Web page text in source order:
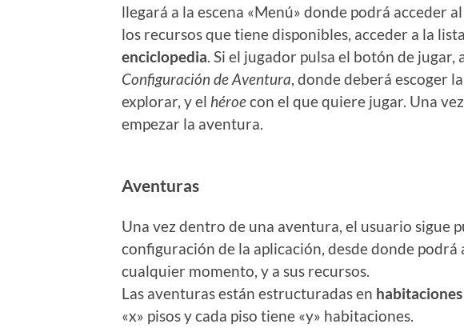
llegará a la escena «Menú» donde podrá acceder
los recursos que tiene disponibles, acceder a la
enciclopedia. Si el jugador pulsa el botón de jugar,
Configuración de Aventura, donde deberá escoger la
explorar, y el héroecon el que quiere jugar. Una
empezar la aventura.
Aventuras
Una vez dentro de una aventura, el usuario sigue
configuración de la aplicación, desde donde
cualquier momento, y a sus recursos.
Las aventuras están estructuradas en habitaciones
«x» pisos y cada piso tiene «y» habitaciones.